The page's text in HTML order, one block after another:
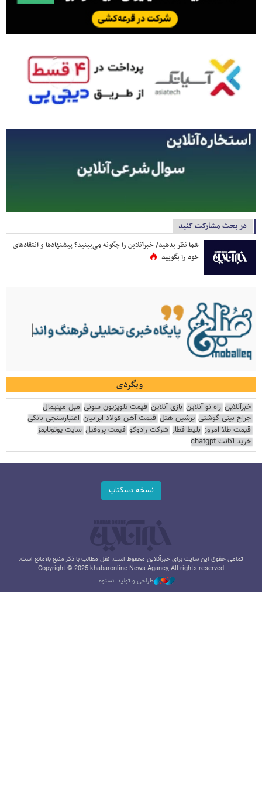
در بحث مشارکت کنید
شما نظر بدهید/ خبرآنلاین را چگونه می‌بینید؟ پیشنهادها و انتقادهای
خود را بگویید
وبگردی
خبرآنلاین راه نو آنلاین بازی آنلاین قیمت تلویزیون سونی مبل مینیمال
جراح بینی گوشتی پرشین هتل قیمت آهن فولاد ایرانیان اعتبارسنجی بانکی
قیمت طلا امروز بلیط قطار شرکت رادوکو قیمت پروفیل سایت یوتوتایمز
خرید اکانت chatgpt
نسخه دسکتاپ
تمامی حقوق این سایت برای خبرآنلاین محفوظ است. نقل مطالب با ذکر منبع بلامانع است.
Copyright © 2025 khabaronline News Agancy, All rights reserved
طراحی و تولید: نستوه